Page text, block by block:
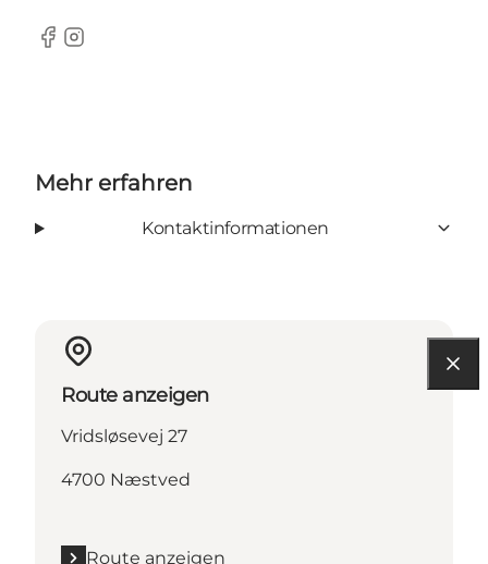
Facebook
Instagram
Mehr erfahren
Kontaktinformationen
Route anzeigen
Vridsløsevej 27
4700 Næstved
Route anzeigen